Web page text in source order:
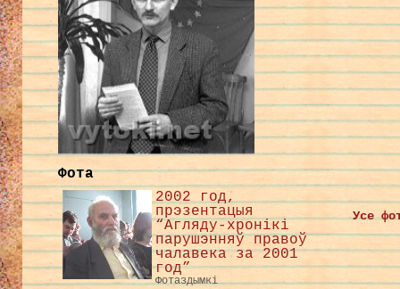
Фота
2002 год,
прэзентацыя
“Агляду-хронікі
парушэнняў правоў
чалавека за 2001
год”
Фотаздымкі
Усе